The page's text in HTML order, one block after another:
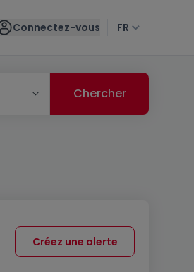
Connectez-vous FR
Créez une alerte